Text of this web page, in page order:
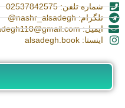
شماره تلفن: 02537842575
تلگرام: nashr_alsadegh@
ایمیل: alsadegh110@gmail.com
اینستا: alsadegh.book